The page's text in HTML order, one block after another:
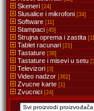
Skeneri [24]
Slusalice i mikrofoni [34]
Software [11]
Stampaci [45]
Strujna oprema i zastita
Tablet racunari [21]
Tastature [38]
Tastature i misevi u setu
Televizori [3]
Video nadzor [362]
Zvucne karte [1]
Zvucnici [24]